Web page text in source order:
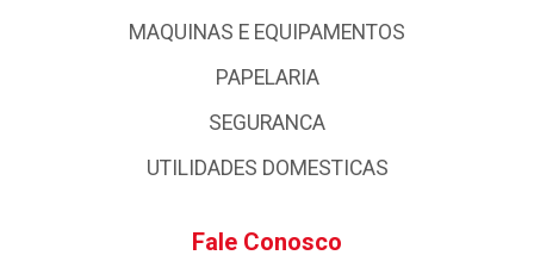
MAQUINAS E EQUIPAMENTOS
PAPELARIA
SEGURANCA
UTILIDADES DOMESTICAS
Fale Conosco